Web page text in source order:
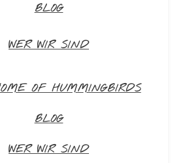
BLOG
WER WIR SIND
OF HUMMINGBIRDS
BLOG
WER WIR SIND